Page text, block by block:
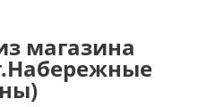
магазина